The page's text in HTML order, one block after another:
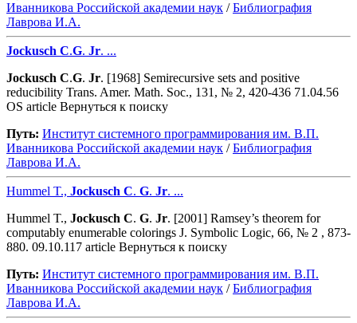
Иванникова Роcсийской академии наук /Библиография
Лаврова И.А.
Jockusch C.G. Jr. ...
Jockusch C.G. Jr. [1968] Semirecursive sets and positive
reducibility Trans. Amer. Math. Soc., 131, № 2, 420-436 71.04.56
OS article Вернуться к поиску
Путь: Институт системного программирования им. В.П.
Иванникова Роcсийской академии наук /Библиография
Лаврова И.А.
Hummel T., Jockusch C. G. Jr. ...
Hummel T., Jockusch C. G. Jr. [2001] Ramsey’s theorem for
computably enumerable colorings J. Symbolic Logic, 66, № 2 , 873-
880. 09.10.117 article Вернуться к поиску
Путь: Институт системного программирования им. В.П.
Иванникова Роcсийской академии наук /Библиография
Лаврова И.А.